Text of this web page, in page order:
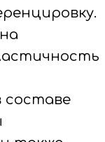
составе